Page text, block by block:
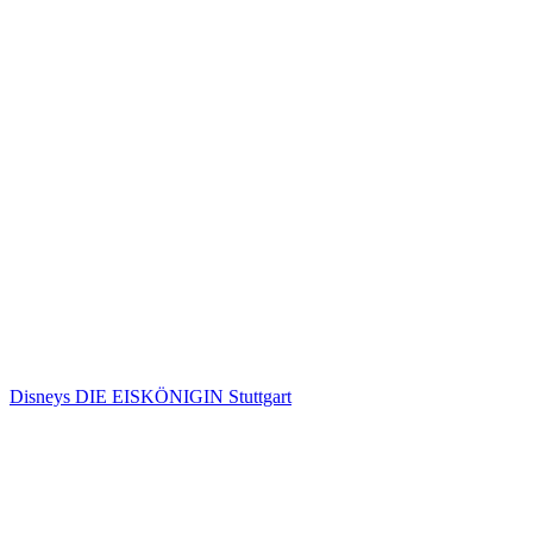
Disneys DIE EISKÖNIGIN Stuttgart